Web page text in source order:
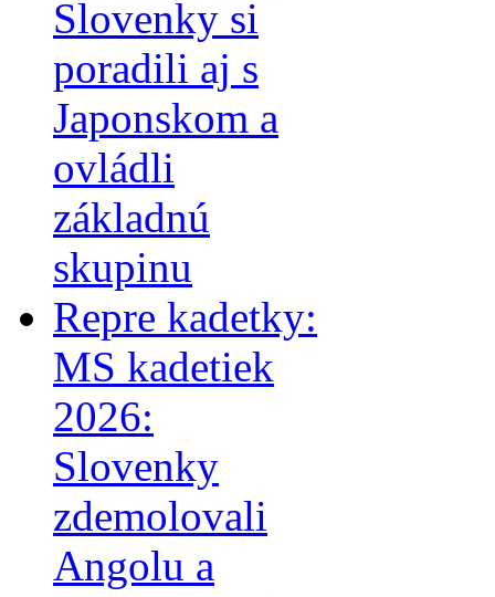
Slovenky si
poradili aj s
Japonskom a
ovládli
základnú
skupinu
Repre kadetky:
MS kadetiek
2026:
Slovenky
zdemolovali
Angolu a